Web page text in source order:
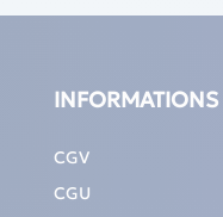
INFORMATIONS
CGV
CGU